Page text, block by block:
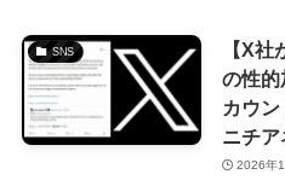
SNS
【X
の性
カウ
ニチア
2026年